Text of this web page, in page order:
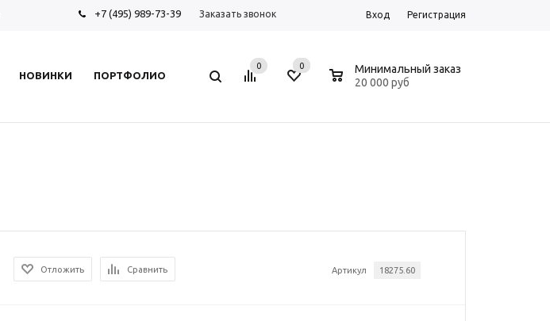
+7 (495) 989-73-39 Заказать звонок Вход Регистрация
НОВИНКИ ПОРТФОЛИО
0 0
Минимальный заказ
20 000 руб
Артикул 18275.60
Отложить Сравнить